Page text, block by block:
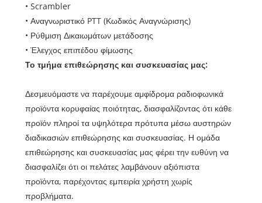
• Scrambler
• Αναγνωριστικό PTT (Κωδικός Αναγνώρισης)
• Ρύθμιση Δικαιωμάτων μετάδοσης
• Έλεγχος επιπέδου φίμωσης
Το τμήμα επιθεώρησης και συσκευασίας μας:
Δεσμευόμαστε να παρέχουμε αμφίδρομα ραδιοφωνικά
προϊόντα κορυφαίας ποιότητας, διασφαλίζοντας ότι κάθε
προϊόν πληροί τα υψηλότερα πρότυπα μέσω αυστηρών
διαδικασιών επιθεώρησης και συσκευασίας. Η ομάδα
επιθεώρησης και συσκευασίας μας φέρει την ευθύνη να
διασφαλίζει ότι οι πελάτες λαμβάνουν αξιόπιστα
προϊόντα, παρέχοντας εμπειρία χρήστη χωρίς
προβλήματα.